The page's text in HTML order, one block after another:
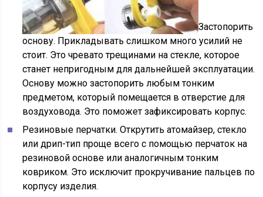
Застопорить
основу. Прикладывать слишком много усилий не
стоит. Это чревато трещинами на стекле, которое
станет непригодным для дальнейшей эксплуатации.
Основу можно застопорить любым тонким
предметом, который помещается в отверстие для
воздуховода. Это поможет зафиксировать корпус.
Резиновые перчатки. Открутить атомайзер, стекло
или дрип-тип проще всего с помощью перчаток на
резиновой основе или аналогичным тонким
ковриком. Это исключит прокручивание пальцев по
корпусу изделия.